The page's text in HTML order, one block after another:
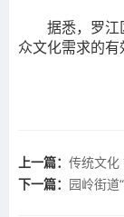
据悉，罗江
众文化需求的有
上一篇： 传统文化
下一篇： 园岭街道